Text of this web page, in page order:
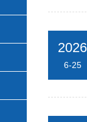
2026
6-25